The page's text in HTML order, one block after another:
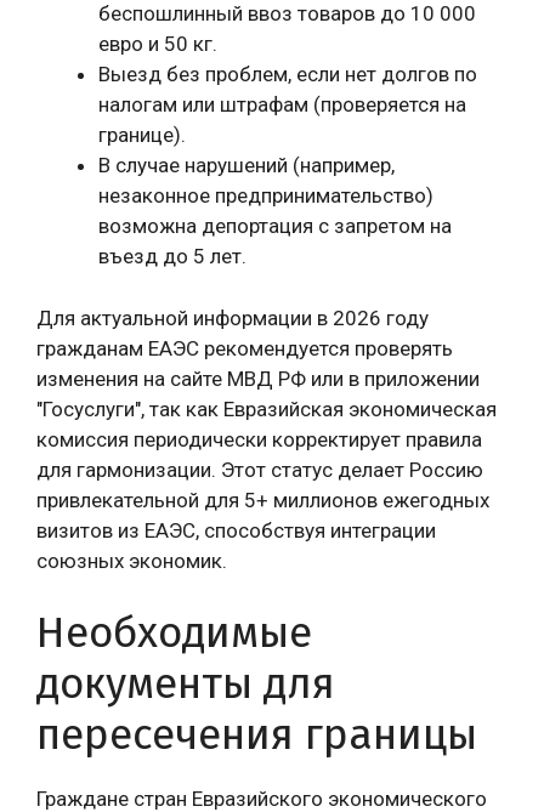
беспошлинный ввоз товаров до 10 000
евро и 50 кг.
Выезд без проблем, если нет долгов по
налогам или штрафам (проверяется на
границе).
В случае нарушений (например,
незаконное предпринимательство)
возможна депортация с запретом на
въезд до 5 лет.
Для актуальной информации в 2026 году
гражданам ЕАЭС рекомендуется проверять
изменения на сайте МВД РФ или в приложении
"Госуслуги", так как Евразийская экономическая
комиссия периодически корректирует правила
для гармонизации. Этот статус делает Россию
привлекательной для 5+ миллионов ежегодных
визитов из ЕАЭС, способствуя интеграции
союзных экономик.
Необходимые
документы для
пересечения границы
Граждане стран Евразийского экономического